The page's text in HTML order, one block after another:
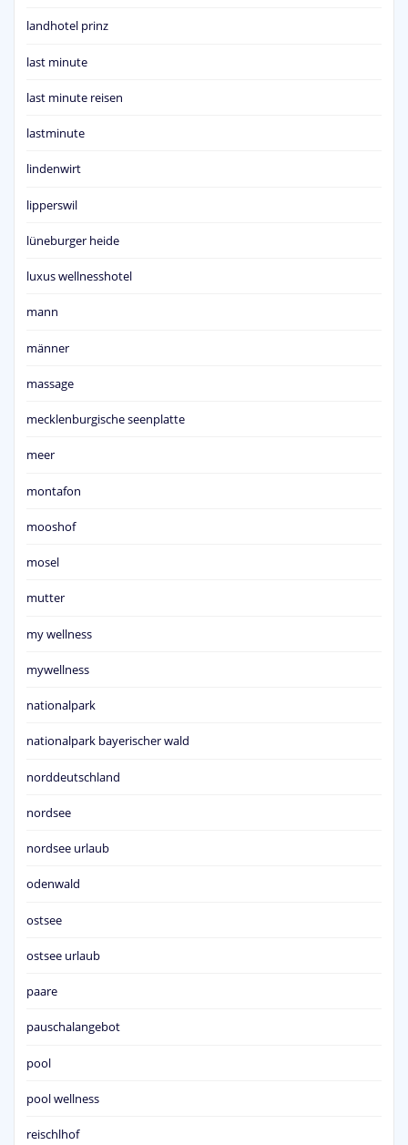
landhotel prinz
last minute
last minute reisen
lastminute
lindenwirt
lipperswil
lüneburger heide
luxus wellnesshotel
mann
männer
massage
mecklenburgische seenplatte
meer
montafon
mooshof
mosel
mutter
my wellness
mywellness
nationalpark
nationalpark bayerischer wald
norddeutschland
nordsee
nordsee urlaub
odenwald
ostsee
ostsee urlaub
paare
pauschalangebot
pool
pool wellness
reischlhof